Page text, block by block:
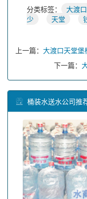
分类标签： 大渡口
少
天堂
上一篇： 大渡口天堂
下一篇：
桶装水送水公司推